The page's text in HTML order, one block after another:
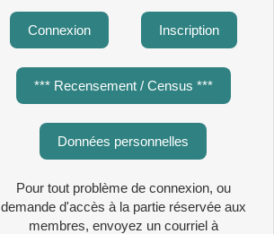
Connexion Inscription
*** Recensement / Census ***
Données personnelles
Pour tout problème de connexion, ou
demande d'accès à la partie réservée aux
membres, envoyez un courriel à